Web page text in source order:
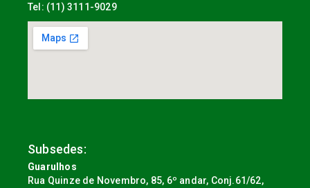
Tel: (11) 3111-9029
Subsedes:
Guarulhos
Rua Quinze de Novembro, 85, 6º andar, Conj.61/62,